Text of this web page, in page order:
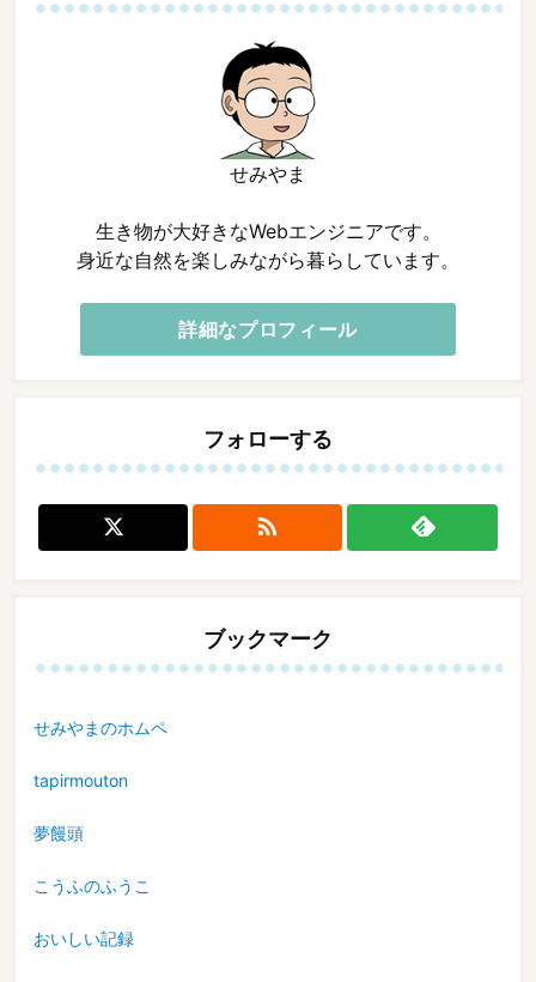
せみやま
生き物が大好きなWebエンジニアです。
身近な自然を楽しみながら暮らしています。
詳細なプロフィール
フォローする

ブックマーク
せみやまのホムペ
tapirmouton
夢饅頭
こうふのふうこ
おいしい記録